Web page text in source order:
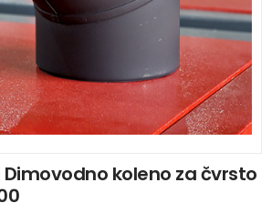
Dimovodno koleno za čvrsto